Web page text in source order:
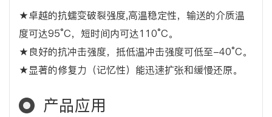
★卓越的抗蠕变破裂强度,高温稳定性，输送的介质温
度可达95°C，短时间内可达110°C。
★良好的抗冲击强度，抵低温冲击强度可低至-40°C。
★显著的修复力（记忆性）能迅速扩张和缓慢还原。
产品应用